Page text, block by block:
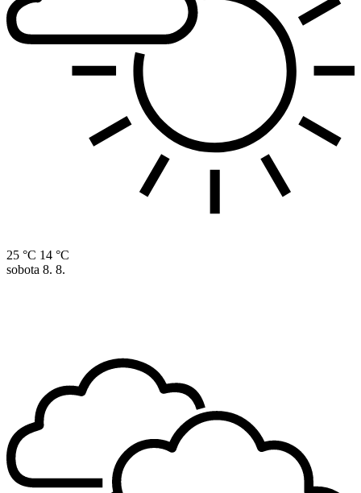
25 °C 14 °C
sobota 8. 8.